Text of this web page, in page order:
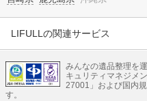
LIFULLの関連サービス
不動産・住宅
引越し 老人ホーム
不動産クラウドファンディング
みんなの遺品整理を
キュリティマネジメ
27001」および国内
す。